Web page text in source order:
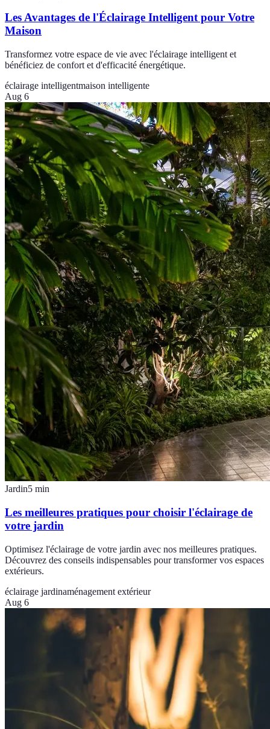
Les Avantages de l'Éclairage Intelligent pour Votre
Maison
Transformez votre espace de vie avec l'éclairage intelligent et
bénéficiez de confort et d'efficacité énergétique.
éclairage intelligentmaison intelligente
Aug 6
Jardin5 min
Les meilleures pratiques pour choisir l'éclairage de
votre jardin
Optimisez l'éclairage de votre jardin avec nos meilleures pratiques.
Découvrez des conseils indispensables pour transformer vos espaces
extérieurs.
éclairage jardinaménagement extérieur
Aug 6